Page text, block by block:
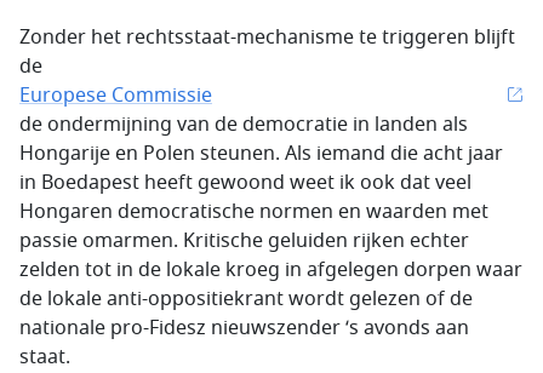
Zonder het rechtsstaat-mechanisme te triggeren blijft
de
Europese Commissie
de ondermijning van de democratie in landen als
Hongarije en Polen steunen. Als iemand die acht jaar
in Boedapest heeft gewoond weet ik ook dat veel
Hongaren democratische normen en waarden met
passie omarmen. Kritische geluiden rijken echter
zelden tot in de lokale kroeg in afgelegen dorpen waar
de lokale anti-oppositiekrant wordt gelezen of de
nationale pro-Fidesz nieuwszender ‘s avonds aan
staat.